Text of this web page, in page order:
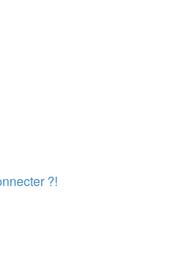
?!